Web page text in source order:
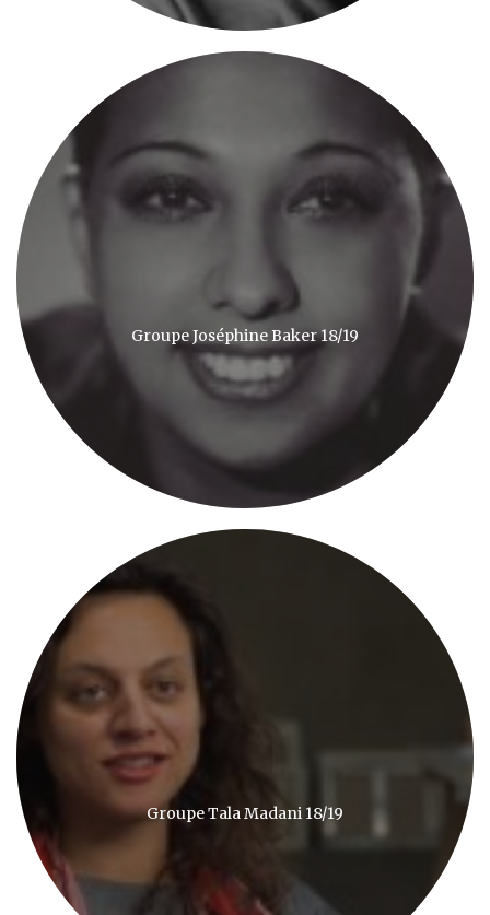
Groupe Joséphine Baker 18/19
Groupe Tala Madani 18/19